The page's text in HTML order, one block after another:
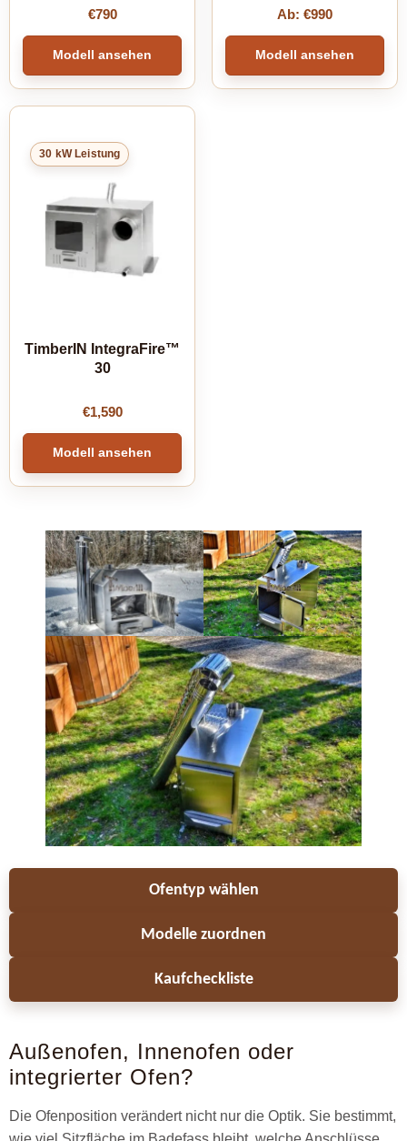
€790
Modell ansehen
Ab: €990
Modell ansehen
30 kW Leistung
TimberIN IntegraFire™
30
€1,590
Modell ansehen
Ofentyp wählen
Modelle zuordnen
Kaufcheckliste
Außenofen, Innenofen oder
integrierter Ofen?
Die Ofenposition verändert nicht nur die Optik. Sie bestimmt,